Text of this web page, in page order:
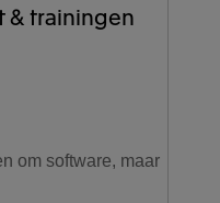
& trainingen
om software, maar